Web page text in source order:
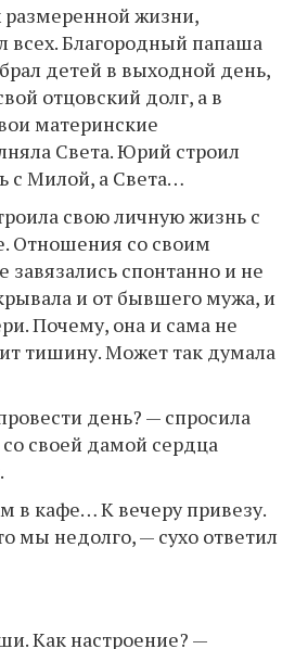
размеренной жизни,
всех. Благородный папаша
детей в выходной день,
отцовский долг, а в
материнские
Света. Юрий строил
с Милой, а Света…
свою личную жизнь с
Отношения со своим
спонтанно и не
и от бывшего мужа, и
Почему, она и сама не
тишину. Может так думала
день? — спросила
своей дамой сердца
в кафе… К вечеру привезу.
мы недолго, — сухо ответил
Как настроение? —